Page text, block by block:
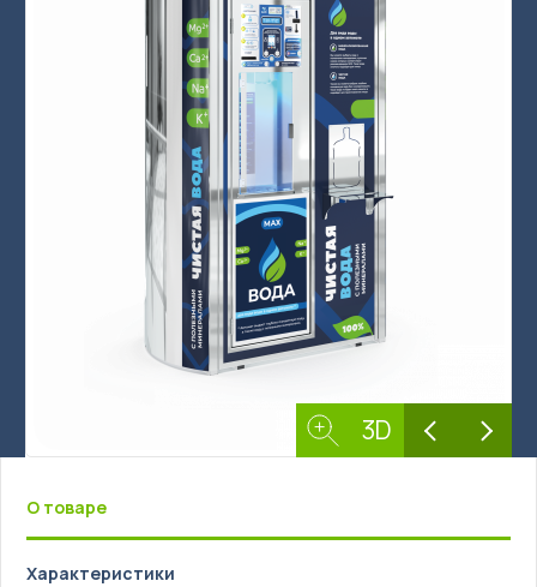
Бизнес под ключ
Мониторинг вендинговых автоматов
简体中文
3D
О товаре
Характеристики